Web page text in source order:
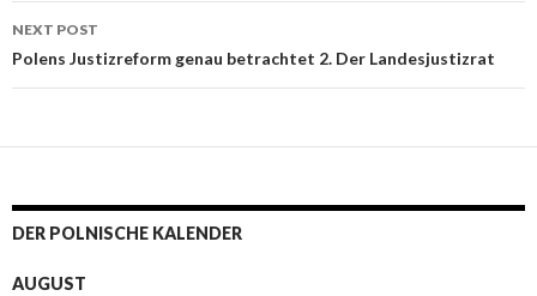
NEXT POST
Polens Justizreform genau betrachtet 2. Der Landesjustizrat
DER POLNISCHE KALENDER
AUGUST